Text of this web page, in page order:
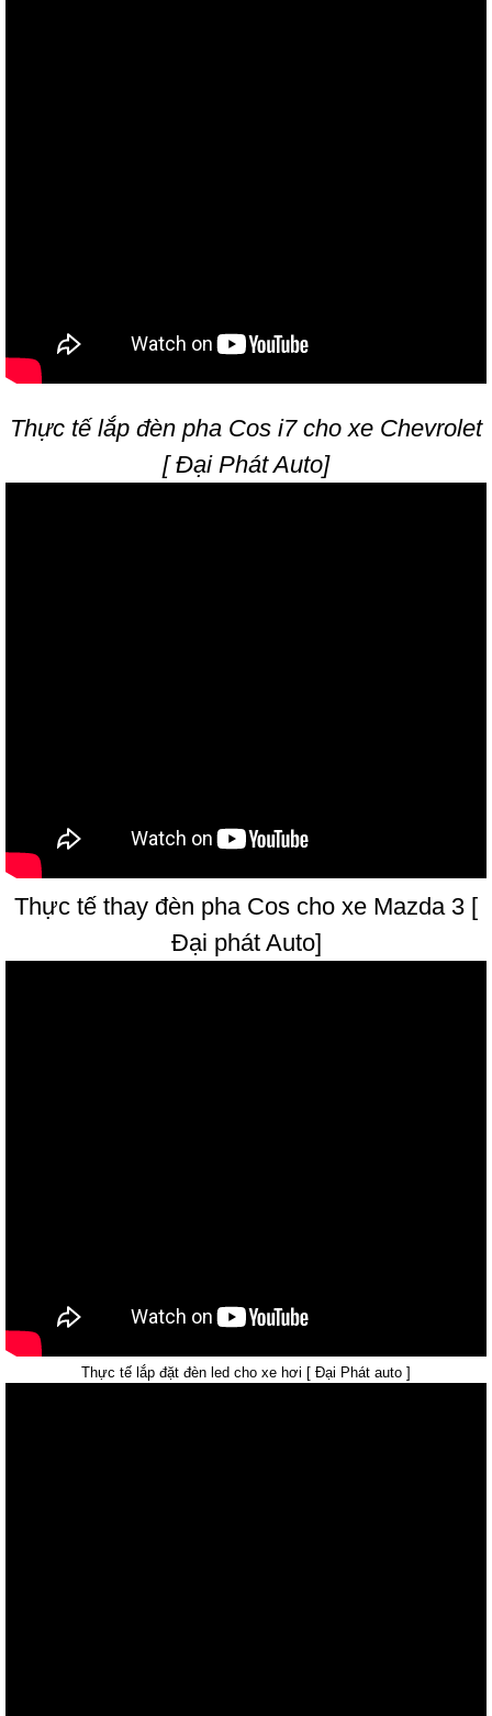
Thực tế lắp đèn pha Cos i7 cho xe Chevrolet
[ Đại Phát Auto]
Thực tế thay đèn pha Cos cho xe Mazda 3 [
Đại phát Auto]
Thực tế lắp đặt đèn led cho xe hơi [ Đại Phát auto ]